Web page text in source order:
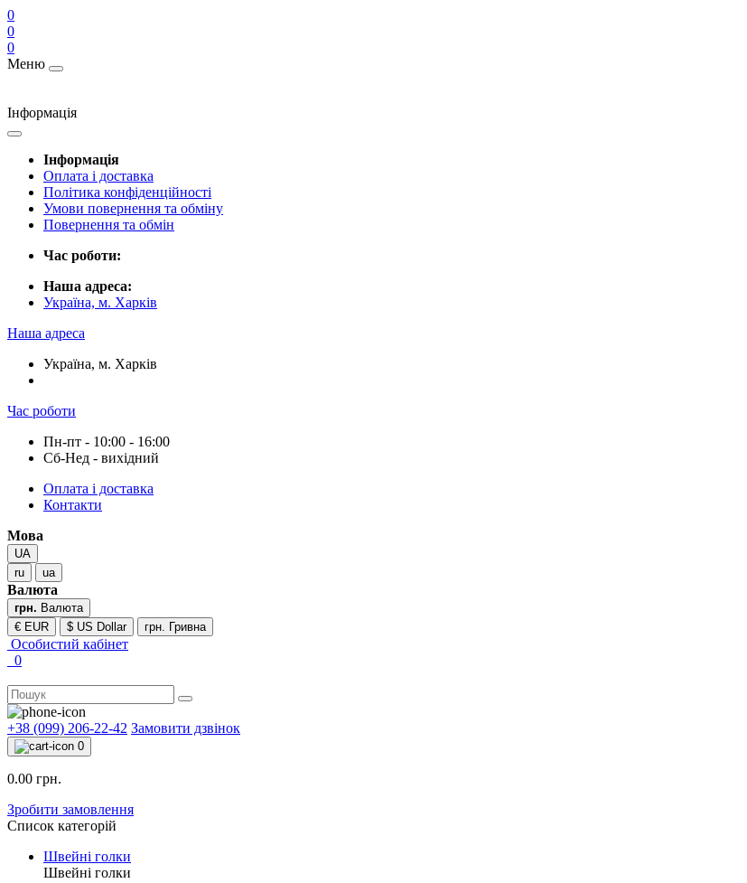
0
0
0
Меню
Інформація
Інформація
Оплата і доставка
Політика конфіденційності
Умови повернення та обміну
Повернення та обмін
Час роботи:
Наша адреса:
Україна, м. Харків
Наша адреса
Україна, м. Харків
Час роботи
Пн-пт - 10:00 - 16:00
Сб-Нед - вихідний
Оплата і доставка
Контакти
Мова
UA
ru
ua
Валюта
грн. Валюта
€ EUR
$ US Dollar грн. Гривна
Особистий кабінет
0
+38 (099) 206-22-42
0.00 грн.
Зробити замовлення
Список категорій